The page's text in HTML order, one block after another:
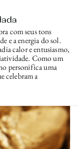
com seus tons
e a energia do sol.
calor e entusiasmo,
Como um
personifica uma
celebram a